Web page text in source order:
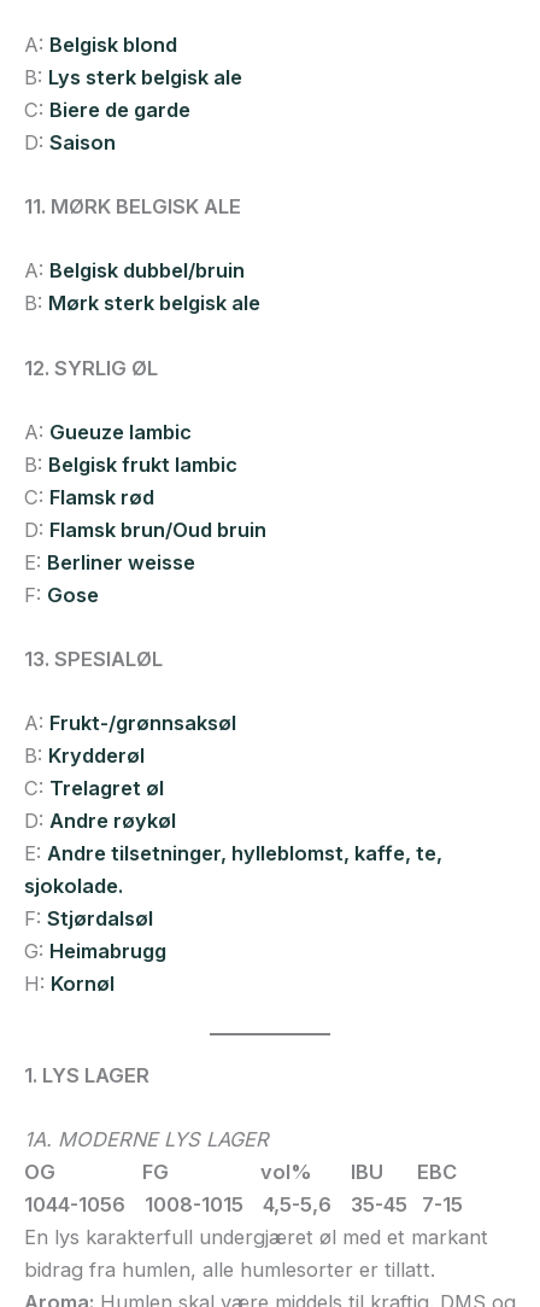
A: Belgisk blond
B: Lys sterk belgisk ale
C: Biere de garde
D: Saison
11. MØRK BELGISK ALE
A: Belgisk dubbel/bruin
B: Mørk sterk belgisk ale
12. SYRLIG ØL
A: Gueuze lambic
B: Belgisk frukt lambic
C: Flamsk rød
D: Flamsk brun/Oud bruin
E: Berliner weisse
F: Gose
13. SPESIALØL
A: Frukt-/grønnsaksøl
B: Krydderøl
C: Trelagret øl
D: Andre røykøl
E: Andre tilsetninger, hylleblomst, kaffe, te,
sjokolade.
F: Stjørdalsøl
G: Heimabrugg
H: Kornøl
1. LYS LAGER
1A. MODERNE LYS LAGER
OG FG vol% IBU EBC
1044-1056 1008-1015 4,5-5,6 35-45 7-15
En lys karakterfull undergjæret øl med et markant
bidrag fra humlen, alle humlesorter er tillatt.
Aroma: Humlen skal være middels til kraftig. DMS og